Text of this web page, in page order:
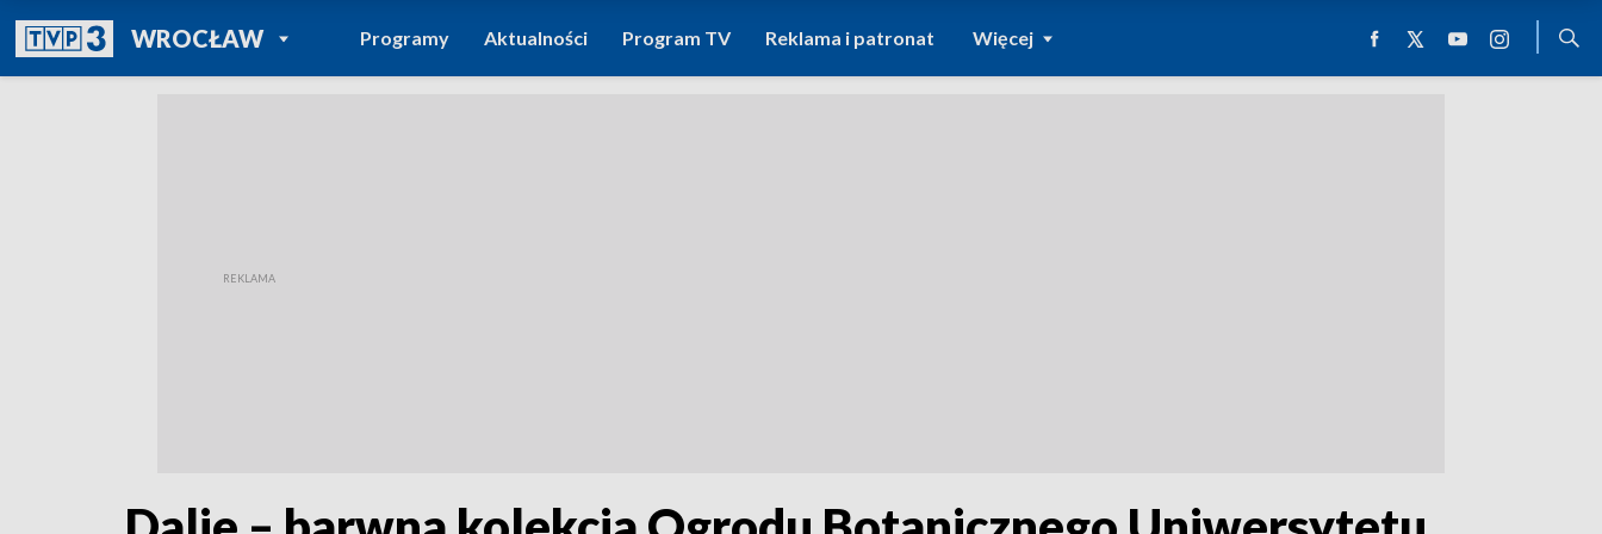
WROCŁAWPOWRÓT DO
TVP REGIONY
Programy Aktualności Program TV Reklama i patronat Więcej